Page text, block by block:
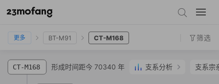
更多 BT-M91 CT-M168 筛选
CT-M168 形成时间距今 70340 年 支系分析 支系宗